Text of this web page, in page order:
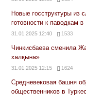
Новые госструктуры из
готовности к паводкам в
31.01.2025 12:40 1533
Чинкисбаева сменила
халқына»
31.01.2025 12:15 1624
Средневековая башня
общественников в